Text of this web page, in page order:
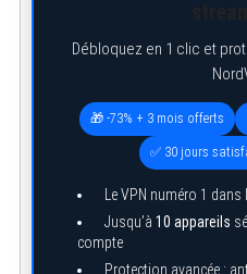
Débloquez en 1 clic et
🎁 -73% + 3 mois offerts
✅ 30 jours
Le VPN numéro 1
Jusqu’à 10 appareils
compte
Protection avancée :
e
a